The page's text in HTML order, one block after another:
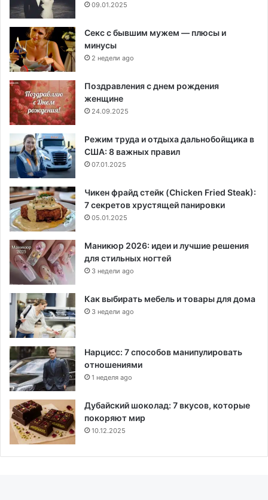
09.01.2025
Секс с бывшим мужем — плюсы и
минусы
2 недели ago
Поздравления с днем рождения
женщине
24.09.2025
Режим труда и отдыха дальнобойщика в
США: 8 важных правил
07.01.2025
Чикен фрайд стейк (Chicken Fried Steak):
7 секретов хрустящей панировки
05.01.2025
Маникюр 2026: идеи и лучшие решения
для стильных ногтей
3 недели ago
Как выбирать мебель и товары для дома
3 недели ago
Нарцисс: 7 способов манипулировать
отношениями
1 неделя ago
Дубайский шоколад: 7 вкусов, которые
покоряют мир
10.12.2025